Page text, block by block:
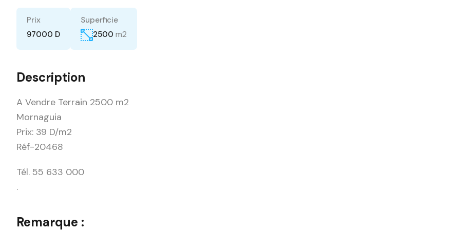
Prix
97000 D
Superficie
2500 m2
Description
A Vendre Terrain 2500 m2
Mornaguia
Prix: 39 D/m2
Réf-20468
Tél. 55 633 000
.
Remarque :